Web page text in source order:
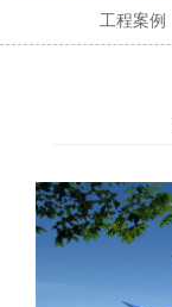
工程案例